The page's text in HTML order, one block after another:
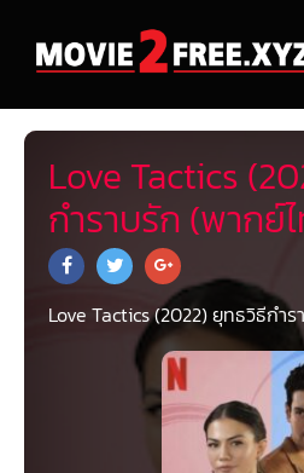
Love Tactics
กำราบรัก (พากย์
Love Tactics (2022) ยุทธวิธีกำร